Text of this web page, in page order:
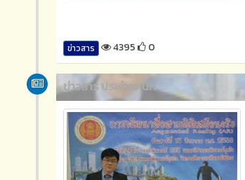
ข่าวสาร 4395 0
ข่าวสาร ประจำแผนก